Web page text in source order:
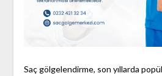
Saç gölgelendirme, son yıllarda